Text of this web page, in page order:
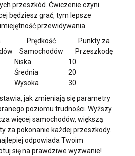
przeszkód. Ćwiczenie czyni
będziesz grać, tym lepsze
przewidywania.
Prędkość
Samochodów
Punkty za
Przeszkodę
Niska
10
Średnia
20
Wysoka
30
jak zmieniają się parametry
poziomu trudności. Wyższy
więcej samochodów, większą
za pokonanie każdej przeszkody.
odpowiada Twoim
się na prawdziwe wyzwanie!